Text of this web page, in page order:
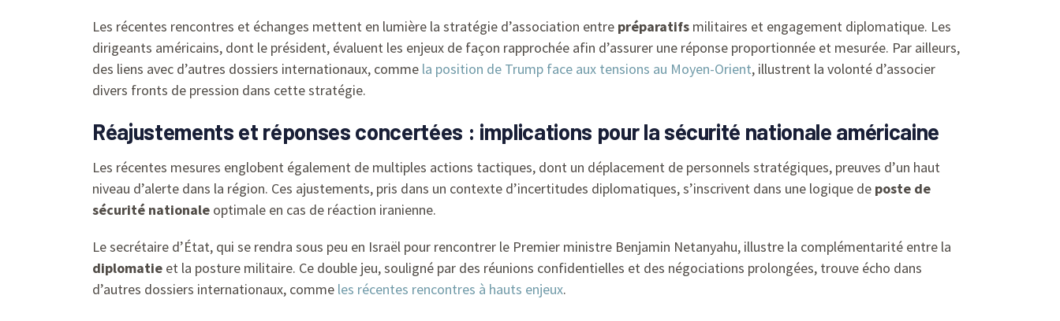
Les récentes rencontres et échanges mettent en lumière la stratégie d’association entre préparatifs militaires et engagement diplomatique. Les
dirigeants américains, dont le président, évaluent les enjeux de façon rapprochée afin d’assurer une réponse proportionnée et mesurée. Par ailleurs,
des liens avec d’autres dossiers internationaux, comme la position de Trump face aux tensions au Moyen-Orient, illustrent la volonté d’associer
divers fronts de pression dans cette stratégie.
Réajustements et réponses concertées : implications pour la sécurité nationale américaine
Les récentes mesures englobent également de multiples actions tactiques, dont un déplacement de personnels stratégiques, preuves d’un haut
niveau d’alerte dans la région. Ces ajustements, pris dans un contexte d’incertitudes diplomatiques, s’inscrivent dans une logique de poste de
sécurité nationale optimale en cas de réaction iranienne.
Le secrétaire d’État, qui se rendra sous peu en Israël pour rencontrer le Premier ministre Benjamin Netanyahu, illustre la complémentarité entre la
diplomatie et la posture militaire. Ce double jeu, souligné par des réunions confidentielles et des négociations prolongées, trouve écho dans
d’autres dossiers internationaux, comme les récentes rencontres à hauts enjeux.